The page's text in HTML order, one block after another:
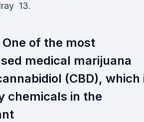
13.
One of the most
medical marijuana
(CBD), which
chemicals in the